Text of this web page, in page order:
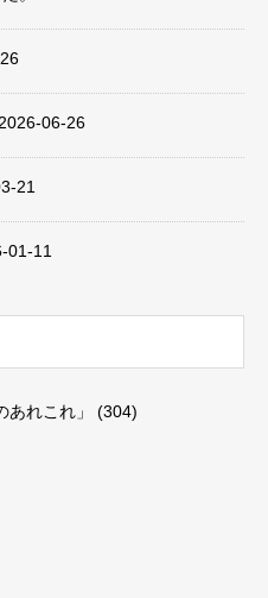
2026-06-26
21
01-11
れこれ」 (304)